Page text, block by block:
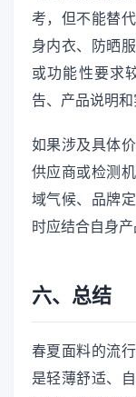
考，但不能替
身内衣、防晒
或功能性要求
告、产品说明和
如果涉及具体
供应商或检测
域气候、品牌
时应结合自身
六、总结
春夏面料的流
是轻薄舒适、